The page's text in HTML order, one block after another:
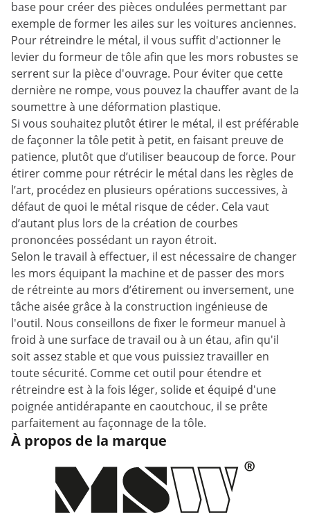
base pour créer des pièces ondulées permettant par
exemple de former les ailes sur les voitures anciennes.
Pour rétreindre le métal, il vous suffit d'actionner le
levier du formeur de tôle afin que les mors robustes se
serrent sur la pièce d'ouvrage. Pour éviter que cette
dernière ne rompe, vous pouvez la chauffer avant de la
soumettre à une déformation plastique.
Si vous souhaitez plutôt étirer le métal, il est préférable
de façonner la tôle petit à petit, en faisant preuve de
patience, plutôt que d’utiliser beaucoup de force. Pour
étirer comme pour rétrécir le métal dans les règles de
l’art, procédez en plusieurs opérations successives, à
défaut de quoi le métal risque de céder. Cela vaut
d’autant plus lors de la création de courbes
prononcées possédant un rayon étroit.
Selon le travail à effectuer, il est nécessaire de changer
les mors équipant la machine et de passer des mors
de rétreinte au mors d’étirement ou inversement, une
tâche aisée grâce à la construction ingénieuse de
l'outil. Nous conseillons de fixer le formeur manuel à
froid à une surface de travail ou à un étau, afin qu'il
soit assez stable et que vous puissiez travailler en
toute sécurité. Comme cet outil pour étendre et
rétreindre est à la fois léger, solide et équipé d'une
poignée antidérapante en caoutchouc, il se prête
parfaitement au façonnage de la tôle.
À propos de la marque